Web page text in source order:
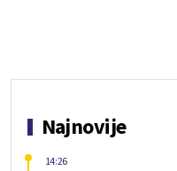
Najnovije
14:26